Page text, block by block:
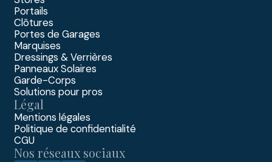
Portails
Clôtures
Portes de Garages
Marquises
Dressings & Verrières
Panneaux Solaires
Garde-Corps
Solutions pour pros
Légal
Mentions légales
Politique de confidentialité
CGU
Nos réseaux sociaux